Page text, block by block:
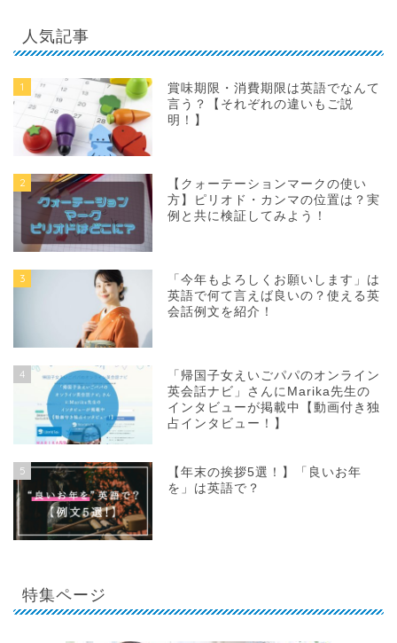
人気記事
1
賞味期限・消費期限は英語でなんて
言う？【それぞれの違いもご説
明！】
2
【クォーテーションマークの使い
方】ピリオド・カンマの位置は？実
例と共に検証してみよう！
3
「今年もよろしくお願いします」は
英語で何て言えば良いの？使える英
会話例文を紹介！
4
「帰国子女えいごパパのオンライン
英会話ナビ」さんにMarika先生の
インタビューが掲載中【動画付き独
占インタビュー！】
5
【年末の挨拶5選！】「良いお年
を」は英語で？
特集ページ